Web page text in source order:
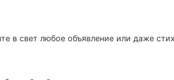
в свет любое объявление или даже